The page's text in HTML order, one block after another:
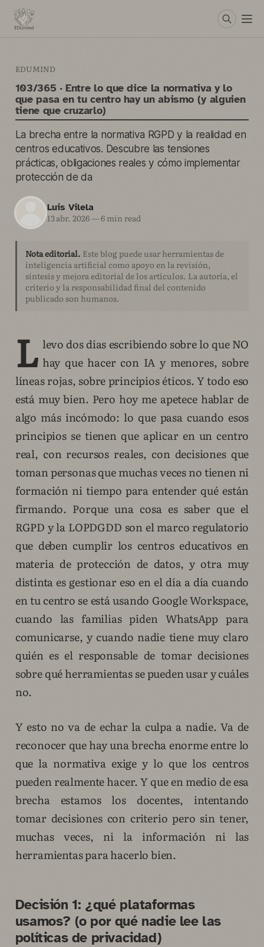
EDUMIND
103/365 · Entre lo que dice la normativa y lo
que pasa en tu centro hay un abismo (y alguien
tiene que cruzarlo)
La brecha entre la normativa RGPD y la realidad en
centros educativos. Descubre las tensiones
prácticas, obligaciones reales y cómo implementar
protección de da
Luis Vilela
13 abr. 2026—6 min read
Nota editorial. Este blog puede usar herramientas de
inteligencia artificial como apoyo en la revisión,
síntesis y mejora editorial de los artículos. La autoría, el
criterio y la responsabilidad final del contenido
publicado son humanos.
L levo dos días escribiendo sobre lo que NO
hay que hacer con IA y menores, sobre
líneas rojas, sobre principios éticos. Y todo eso
está muy bien. Pero hoy me apetece hablar de
algo más incómodo: lo que pasa cuando esos
principios se tienen que aplicar en un centro
real, con recursos reales, con decisiones que
toman personas que muchas veces no tienen ni
formación ni tiempo para entender qué están
firmando. Porque una cosa es saber que el
RGPD y la LOPDGDD son el marco regulatorio
que deben cumplir los centros educativos en
materia de protección de datos, y otra muy
distinta es gestionar eso en el día a día cuando
en tu centro se está usando Google Workspace,
cuando las familias piden WhatsApp para
comunicarse, y cuando nadie tiene muy claro
quién es el responsable de tomar decisiones
sobre qué herramientas se pueden usar y cuáles
no.
Y esto no va de echar la culpa a nadie. Va de
reconocer que hay una brecha enorme entre lo
que la normativa exige y lo que los centros
pueden realmente hacer. Y que en medio de esa
brecha estamos los docentes, intentando
tomar decisiones con criterio pero sin tener,
muchas veces, ni la información ni las
herramientas para hacerlo bien.
Decisión 1: ¿qué plataformas
usamos? (o por qué nadie lee las
políticas de privacidad)